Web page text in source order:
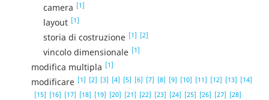
camera [1]
layout [1]
storia di costruzione [1] [2]
vincolo dimensionale [1]
modifica multipla [1]
modificare [1] [2] [3] [4] [5] [6] [7] [8] [9] [10] [11] [12] [13] [14]
[15] [16] [17] [18] [19] [20] [21] [22] [23] [24] [25] [26] [27] [28]